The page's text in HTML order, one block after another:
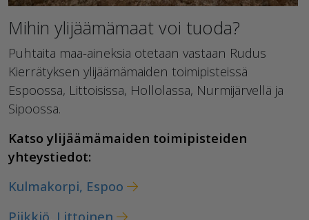
Mihin ylijäämämaat voi tuoda?
Puhtaita maa-aineksia otetaan vastaan Rudus
Kierrätyksen ylijäämämaiden toimipisteissä
Espoossa, Littoisissa, Hollolassa, Nurmijärvellä ja
Sipoossa.
Katso ylijäämämaiden toimipisteiden
yhteystiedot:
Kulmakorpi, Espoo
Piikkiö, Littoinen